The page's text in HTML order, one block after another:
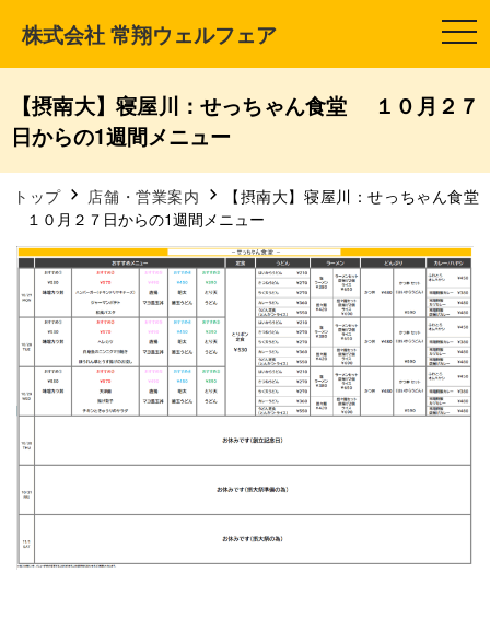
株式会社 常翔ウェルフェア
t
o
i
g
a
o
n
【摂南大】寝屋川：せっちゃん食堂 １０月２７
日からの1週間メニュー
トップ 店舗・営業案内
【摂南大】寝屋川：せっちゃん食堂
１０月２７日からの1週間メニュー